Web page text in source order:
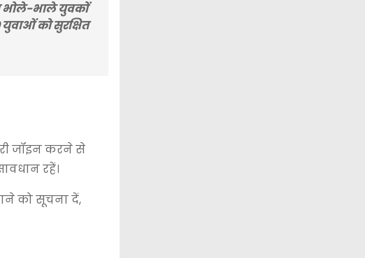
भोले-भाले युवकों
को सुरक्षित
जॉइन करने से
रहें।
को सूचना दें,